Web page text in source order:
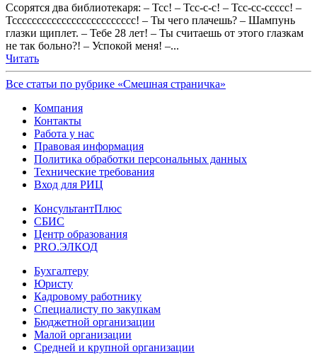
Ссорятся два библиотекаря: – Тсс! – Тсс-с-с! – Тсс-сс-ссссс! –
Тссссссссссссссссссссссссс! – Ты чего плачешь? – Шампунь
глазки щиплет. – Тебе 28 лет! – Ты считаешь от этого глазкам
не так больно?! – Успокой меня! –...
Читать
Все статьи по рубрике «Смешная страничка»
Компания
Контакты
Работа у нас
Правовая информация
Политика обработки персональных данных
Технические требования
Вход для РИЦ
КонсультантПлюс
СБИС
Центр образования
PRO.ЭЛКОД
Бухгалтеру
Юристу
Кадровому работнику
Специалисту по закупкам
Бюджетной организации
Малой организации
Средней и крупной организации